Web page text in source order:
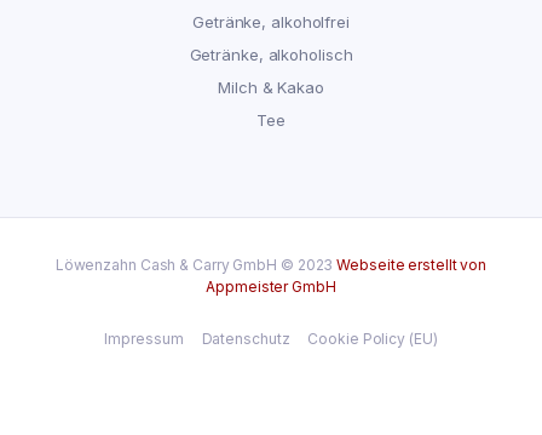
Getränke, alkoholfrei
Getränke, alkoholisch
Milch & Kakao
Tee
Löwenzahn Cash & Carry GmbH © 2023Webseite erstellt von
Appmeister GmbH
Impressum Datenschutz Cookie Policy (EU)